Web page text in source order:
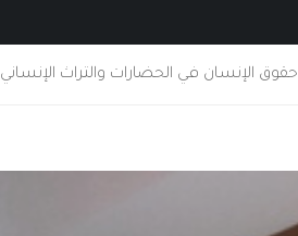
حقوق الإنسان في الحضارات والتراث الإنساني